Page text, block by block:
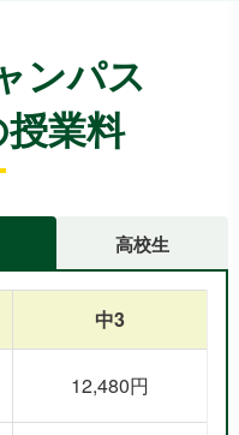
ンパス
授業料
高校生
中3
12,480円